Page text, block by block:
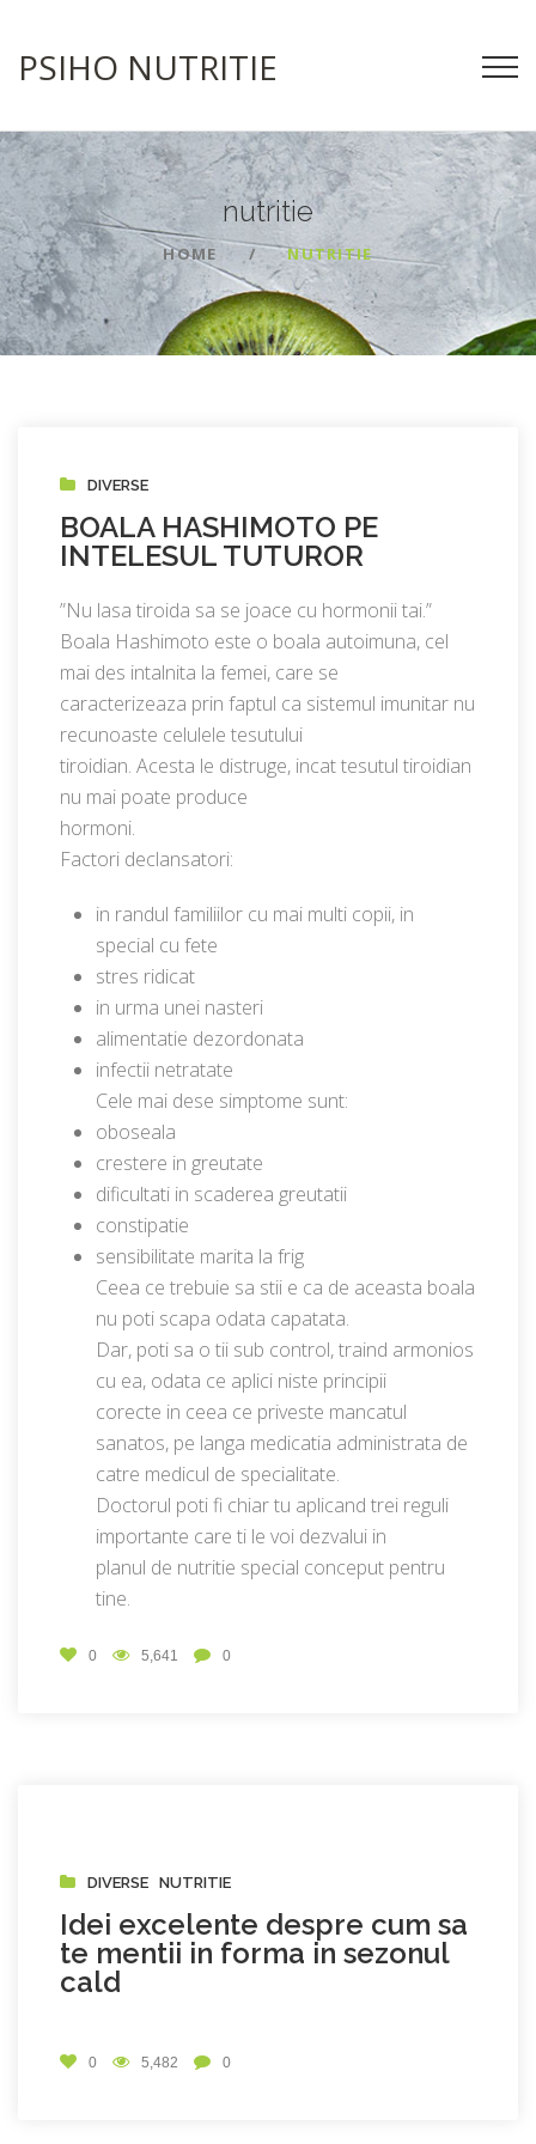
PSIHO NUTRITIE
nutritie
HOME NUTRITIE
DIVERSE
BOALA HASHIMOTO PE
INTELESUL TUTUROR
”Nu lasa tiroida sa se joace cu hormonii tai.”
Boala Hashimoto este o boala autoimuna, cel
mai des intalnita la femei, care se
caracterizeaza prin faptul ca sistemul imunitar nu
recunoaste celulele tesutului
tiroidian. Acesta le distruge, incat tesutul tiroidian
nu mai poate produce
hormoni.
Factori declansatori:
in randul familiilor cu mai multi copii, in
special cu fete
stres ridicat
in urma unei nasteri
alimentatie dezordonata
infectii netratate
Cele mai dese simptome sunt:
oboseala
crestere in greutate
dificultati in scaderea greutatii
constipatie
sensibilitate marita la frig
Ceea ce trebuie sa stii e ca de aceasta boala
nu poti scapa odata capatata.
Dar, poti sa o tii sub control, traind armonios
cu ea, odata ce aplici niste principii
corecte in ceea ce priveste mancatul
sanatos, pe langa medicatia administrata de
catre medicul de specialitate.
Doctorul poti fi chiar tu aplicand trei reguli
importante care ti le voi dezvalui in
planul de nutritie special conceput pentru
tine.
0 5,641 0
DIVERSE NUTRITIE
Idei excelente despre cum sa
te mentii in forma in sezonul
cald
0 5,482 0